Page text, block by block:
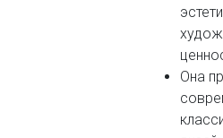
Она